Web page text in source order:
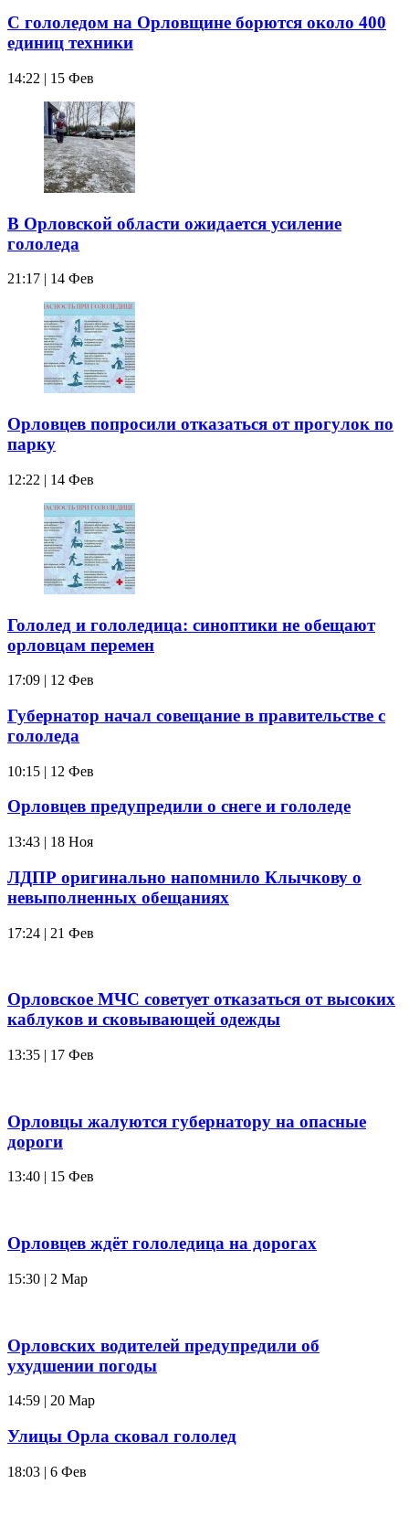
С гололедом на Орловщине борются около 400
единиц техники
14:22 | 15 Фев
В Орловской области ожидается усиление
гололеда
21:17 | 14 Фев
Орловцев попросили отказаться от прогулок по
парку
12:22 | 14 Фев
Гололед и гололедица: синоптики не обещают
орловцам перемен
17:09 | 12 Фев
Губернатор начал совещание в правительстве с
гололеда
10:15 | 12 Фев
Орловцев предупредили о снеге и гололеде
13:43 | 18 Ноя
ЛДПР оригинально напомнило Клычкову о
невыполненных обещаниях
17:24 | 21 Фев
Орловское МЧС советует отказаться от высоких
каблуков и сковывающей одежды
13:35 | 17 Фев
Орловцы жалуются губернатору на опасные
дороги
13:40 | 15 Фев
Орловцев ждёт гололедица на дорогах
15:30 | 2 Мар
Орловских водителей предупредили об
ухудшении погоды
14:59 | 20 Мар
Улицы Орла сковал гололед
18:03 | 6 Фев